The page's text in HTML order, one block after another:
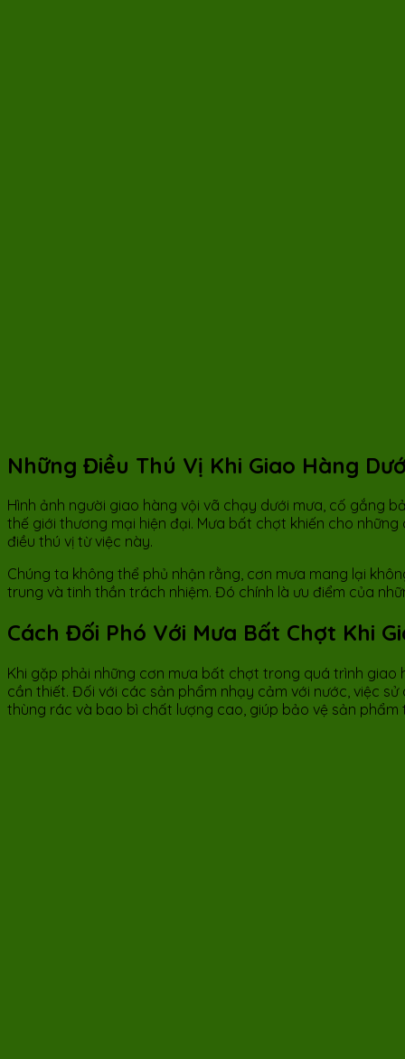
Những Điều Thú Vị Khi Giao Hàng
Hình ảnh người giao hàng vội vã chạy dưới mưa, cố gắng
thế giới thương mại hiện đại. Mưa bất chợt khiến cho
điều thú vị từ việc này.
Chúng ta không thể phủ nhận rằng, cơn mưa mang lại
trung và tinh thần trách nhiệm. Đó chính là ưu điểm của
Cách Đối Phó Với Mưa Bất Chợt Khi
Khi gặp phải những cơn mưa bất chợt trong quá trình giao
cần thiết. Đối với các sản phẩm nhạy cảm với nước, việc
thùng rác và bao bì chất lượng cao, giúp bảo vệ sản